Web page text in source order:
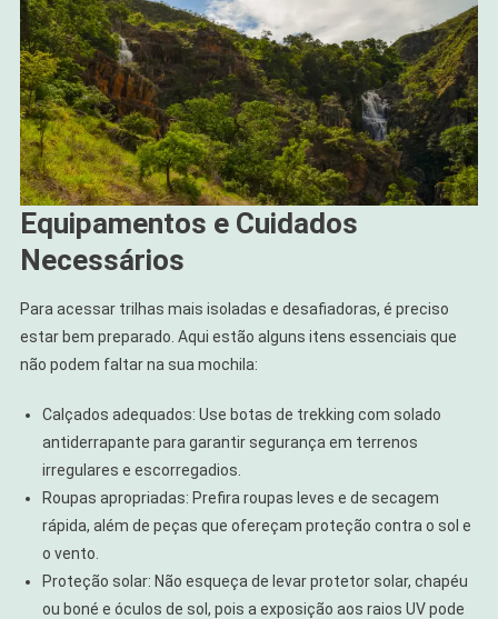
Equipamentos e Cuidados
Necessários
Para acessar trilhas mais isoladas e desafiadoras, é preciso
estar bem preparado. Aqui estão alguns itens essenciais que
não podem faltar na sua mochila:
Calçados adequados: Use botas de trekking com solado
antiderrapante para garantir segurança em terrenos
irregulares e escorregadios.
Roupas apropriadas: Prefira roupas leves e de secagem
rápida, além de peças que ofereçam proteção contra o sol e
o vento.
Proteção solar: Não esqueça de levar protetor solar, chapéu
ou boné e óculos de sol, pois a exposição aos raios UV pode